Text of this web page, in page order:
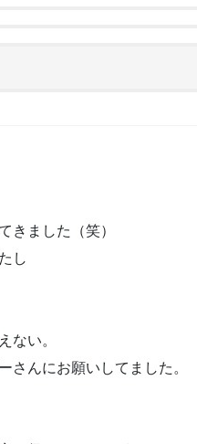
きました（笑）
し
ない。
さんにお願いしてました。